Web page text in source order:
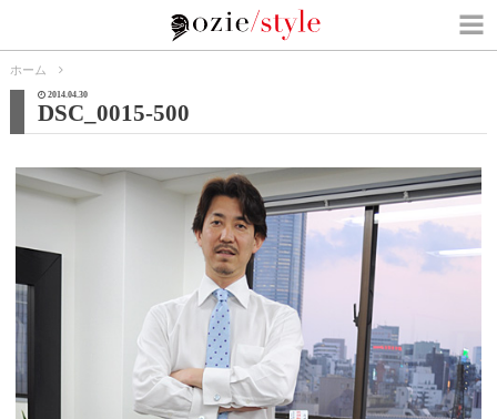
ホーム
2014.04.30
DSC_0015-500